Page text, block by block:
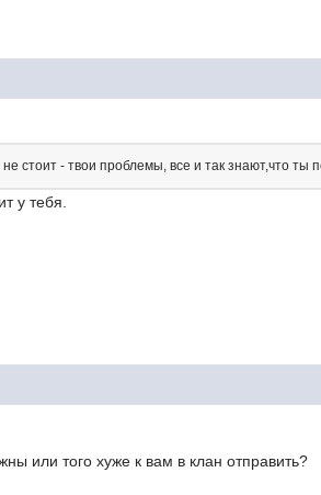
стоит - твои проблемы, все и так знают,что ты
у тебя.
или того хуже к вам в клан отправить?